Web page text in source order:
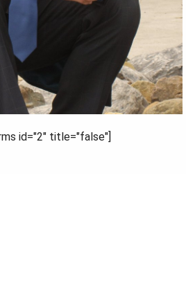
id="2" title="false"]